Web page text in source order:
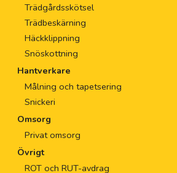
Trädgårdsskötsel
Trädbeskärning
Häckklippning
Snöskottning
Hantverkare
Målning och tapetsering
Snickeri
Omsorg
Privat omsorg
Övrigt
ROT och RUT-avdrag